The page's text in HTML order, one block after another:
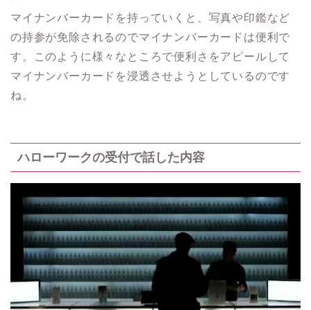
マイナンバーカードを持っていくと、写真や印鑑など
の持参が免除されるのでマイナンバーカードは便利で
す。このように様々なところで便利さをアピールして
マイナンバーカードを浸透させようとしているのです
ね。
ハローワークの受付で話した内容